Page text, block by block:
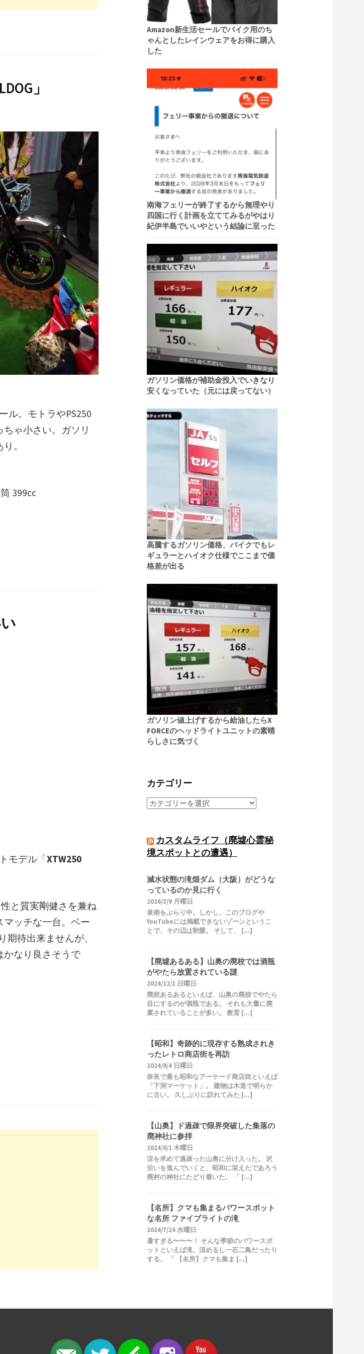
」
ル。モトラやPS250
ゃ小さい。ガソリ
。
399cc
モデル「XTW250
と質実剛健さを兼ね
ッチな一台。ベー
待出来ませんが、
かなり良さそうで
Amazon新生活セールでバイク用のち
ゃんとしたレインウェアをお得に購入
した
南海フェリーが終了するから無理やり
四国に行く計画を立ててみるがやはり
紀伊半島でいいやという結論に至った
ガソリン価格が補助金投入でいきなり
安くなっていた（元には戻ってない）
高騰するガソリン価格、バイクでもレ
ギュラーとハイオク仕様でここまで価
格差が出る
ガソリン値上げするから給油したらX
FORCEのヘッドライトユニットの素晴
らしさに気づく
カテゴリー
カスタムライフ（廃墟心霊秘
境スポットとの遭遇）
減水状態の滝畑ダム（大阪）がどうな
っているのか見に行く
2026/3/9 月曜日
泉南をぶらり中。しかし、このブログや
YouTubeには掲載できないゾーンというこ
とで、その辺は割愛。 そして、 […]
【廃墟あるある】山奥の廃校では酒瓶
がやたら放置されている謎
2024/12/1 日曜日
廃校あるあるといえば、山奥の廃校でやたら
目にするのが酒瓶である。 それも大量に廃
棄されていることが多い。 教育 […]
【昭和】奇跡的に現存する熟成されき
ったレトロ商店街を再訪
2024/8/4 日曜日
奈良で最も昭和なアーケード商店街といえば
「下渕マーケット」。 建物は木造で明らか
に古い。 久しぶりに訪れてみた […]
【山奥】ド過疎で限界突破した集落の
廃神社に参拝
2024/8/1 木曜日
涼を求めて過疎った山奥に分け入った。 沢
沿いを進んでいくと、昭和に栄えたであろう
廃村の神社にたどり着いた。 「 […]
【名所】クマも集まるパワースポット
な名所 ファイブライトの滝
2024/7/24 水曜日
暑すぎる〜〜〜！ そんな季節のパワースポ
ットといえば滝。涼めるし一石二鳥だったり
する。 「 【名所】クマも集ま […]